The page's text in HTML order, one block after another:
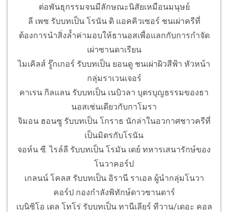
ต่อพันธุกรรมจนมีลักษณะนิสัยเหมือนมนุษย์
ลี เพซ รับบทเป็น โรนัน ดิ แอคคิวเซอร์ ชนเผ่าครีที่
ต้องการนำสิ่งล้ำค่ามอบให้ธานอสเพื่อแลกกับการกำจัด
เผ่าซานดาเรียน
ไมเคิลส์ รู๊กเกอร์ รับบทเป็น ยอนดู ชนเผ่าผิวสีฟ้า หัวหน้า
กลุ่มราเวนเจอร์
คาเรน กิลแลน รับบทเป็น เนบิวลา บุตรบุญธรรมของธา
นอสเช่นเดียวกับกาโมรา
จิมอน ฮอนซู รับบทเป็น โกราธ นักล่าในอวกาศชาวครีที่
เป็นมิตรกับโรนัน
จอห์น ซี. ไรล์ลี รับบทเป็น โรมัน เดย์ ทหารเสนารักษ์ของ
โนวาคอร์ป
เกลนน์ โคลส รับบทเป็น อิรานี ราเอล ผู้นำกลุ่มโนวา
คอร์ป กองกำลังพิทักษ์ดาวซานดาร์
เบนิซิโอ เดล โทโร่ รับบทเป็น ทานีเลียร์ ทีวาน/เดอะ คอล